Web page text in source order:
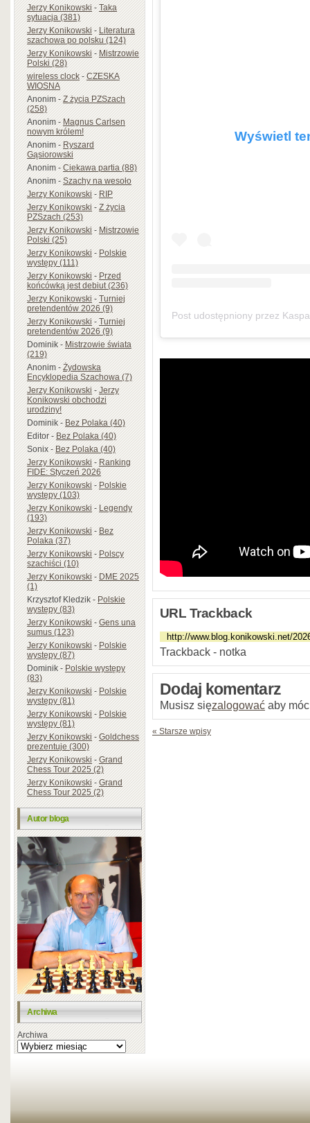
Jerzy Konikowski-Taka
sytuacja (381)
Jerzy Konikowski-Literatura
szachowa po polsku (124)
Jerzy Konikowski-Mistrzowie
Polski (28)
wireless clock-CZESKA
WIOSNA
Anonim-Z życia PZSzach
(258)
Anonim-Magnus Carlsen
nowym królem!
Anonim-Ryszard
Gąsiorowski
Anonim-Ciekawa partia (88)
Anonim-Szachy na wesoło
Jerzy Konikowski-RIP
Jerzy Konikowski-Z życia
PZSzach (253)
Jerzy Konikowski-Mistrzowie
Polski (25)
Jerzy Konikowski-Polskie
występy (111)
Jerzy Konikowski-Przed
końcówką jest debiut (236)
Jerzy Konikowski-Turniej
pretendentów 2026 (9)
Jerzy Konikowski-Turniej
pretendentów 2026 (9)
Dominik-Mistrzowie świata
(219)
Anonim-Żydowska
Encyklopedia Szachowa (7)
Jerzy Konikowski-Jerzy
Konikowski obchodzi
urodziny!
Dominik-Bez Polaka (40)
Editor-Bez Polaka (40)
Sonix-Bez Polaka (40)
Jerzy Konikowski-Ranking
FIDE: Styczeń 2026
Jerzy Konikowski-Polskie
występy (103)
Jerzy Konikowski-Legendy
(193)
Jerzy Konikowski-Bez
Polaka (37)
Jerzy Konikowski-Polscy
szachiści (10)
Jerzy Konikowski-DME 2025
(1)
Krzysztof Kledzik-Polskie
występy (83)
Jerzy Konikowski-Gens una
sumus (123)
Jerzy Konikowski-Polskie
występy (87)
Dominik-Polskie występy
(83)
Jerzy Konikowski-Polskie
występy (81)
Jerzy Konikowski-Polskie
występy (81)
Jerzy Konikowski-Goldchess
prezentuje (300)
Jerzy Konikowski-Grand
Chess Tour 2025 (2)
Jerzy Konikowski-Grand
Chess Tour 2025 (2)
Autor bloga
Archiwa
Archiwa
Wyświetl
URL Trackback
Trackback - notka
Dodaj komentarz
Musisz sięzalogować aby
« Starsze wpisy